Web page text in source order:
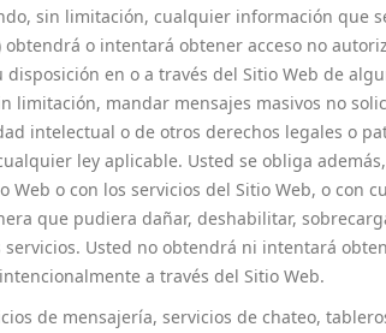
sin limitación, cualquier información que
o intentará obtener acceso no
en o a través del Sitio Web de
mandar mensajes masivos no
intelectual o de otros derechos legales o
ley aplicable. Usted se obliga
o con los servicios del Sitio Web, o con
que pudiera dañar, deshabilitar,
Usted no obtendrá ni intentará
a través del Sitio Web.
de mensajería, servicios de chateo,